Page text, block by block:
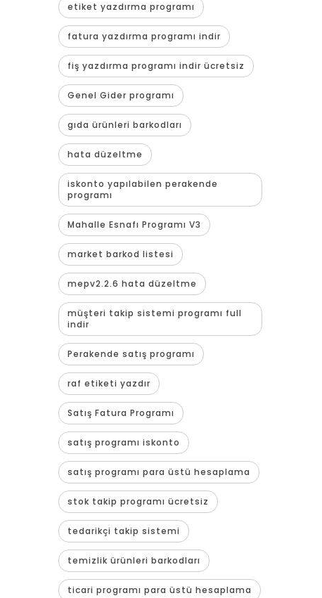
etiket yazdırma programı
fatura yazdırma programı indir
fiş yazdırma programı indir ücretsiz
Genel Gider programı
gıda ürünleri barkodları
hata düzeltme
iskonto yapılabilen perakende
programı
Mahalle Esnafı Programı V3
market barkod listesi
mepv2.2.6 hata düzeltme
müşteri takip sistemi programı full
indir
Perakende satış programı
raf etiketi yazdır
Satış Fatura Programı
satış programı iskonto
satış programı para üstü hesaplama
stok takip programı ücretsiz
tedarikçi takip sistemi
temizlik ürünleri barkodları
ticari programı para üstü hesaplama